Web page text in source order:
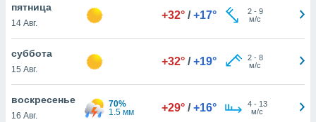
нашим
пятница
14 Авг.
+32° / +17° 2- 9
м/с
суббота
15 Авг.
+32° / +19° 2- 8
м/с
воскресенье
16 Авг.
70%
1.5 мм
+29° / +16° 4- 13
м/с